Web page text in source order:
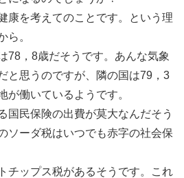
康を考えてのことです。という理
ら。
78，8歳だそうです。あんな気象
と思うのですが、隣の国は79，3
が働いているようです。
国民保険の出費が莫大なんだそう
ソーダ税はいつでも赤字の社会保
チップス税があるそうです。これ